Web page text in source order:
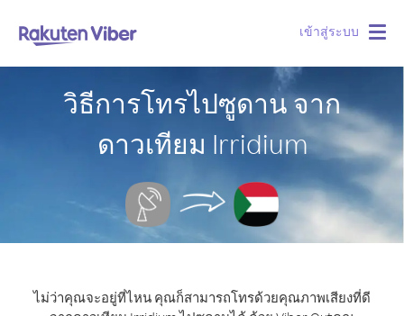
เข้าสู่ระบบ
วิธีการโทรไปซูดาน จาก
ดาวเทียม Irridium
ไม่ว่าคุณจะอยู่ที่ไหน คุณก็สามารถโทรด้วยคุณภาพเสียงที่ดี